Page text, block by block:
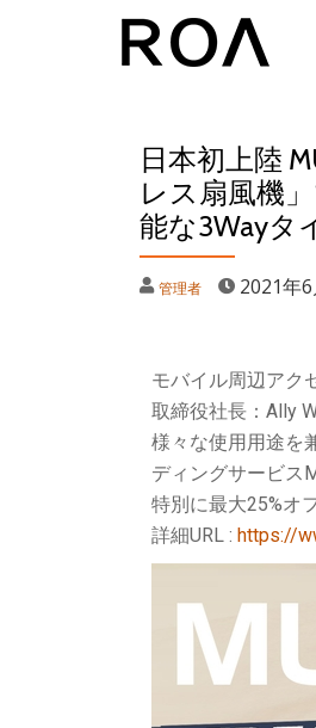
日本初上陸
レス扇風機
能な3Wayタ
管理者 2021年
モバイル周辺アク
取締役社長：Ally
様々な使用用途を
ディングサービス
特別に最大25%オ
詳細URL : https://